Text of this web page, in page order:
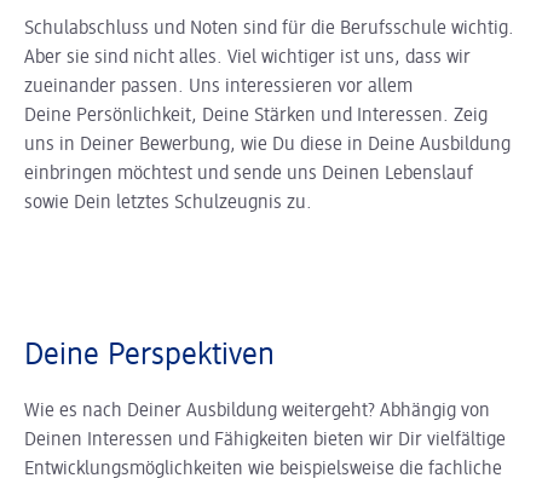
Schulabschluss und Noten sind für die Berufsschule wichtig.
Aber sie sind nicht alles. Viel wichtiger ist uns, dass wir
zueinander passen. Uns interessieren vor allem
Deine Persönlichkeit, Deine Stärken und Interessen. Zeig
uns in Deiner Bewerbung, wie Du diese in Deine Ausbildung
einbringen möchtest und sende uns Deinen Lebenslauf
sowie Dein letztes Schulzeugnis zu.
Deine Perspektiven
Wie es nach Deiner Ausbildung weitergeht? Abhängig von
Deinen Interessen und Fähigkeiten bieten wir Dir vielfältige
Entwicklungsmöglichkeiten wie beispielsweise die fachliche